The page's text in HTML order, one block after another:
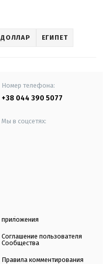
ДОЛЛАР ЕГИПЕТ
Номер телефона:
+38 044 390 5077
Мы в соцсетях:
приложения
Соглашение пользователя
Сообщества
Правила комментирования